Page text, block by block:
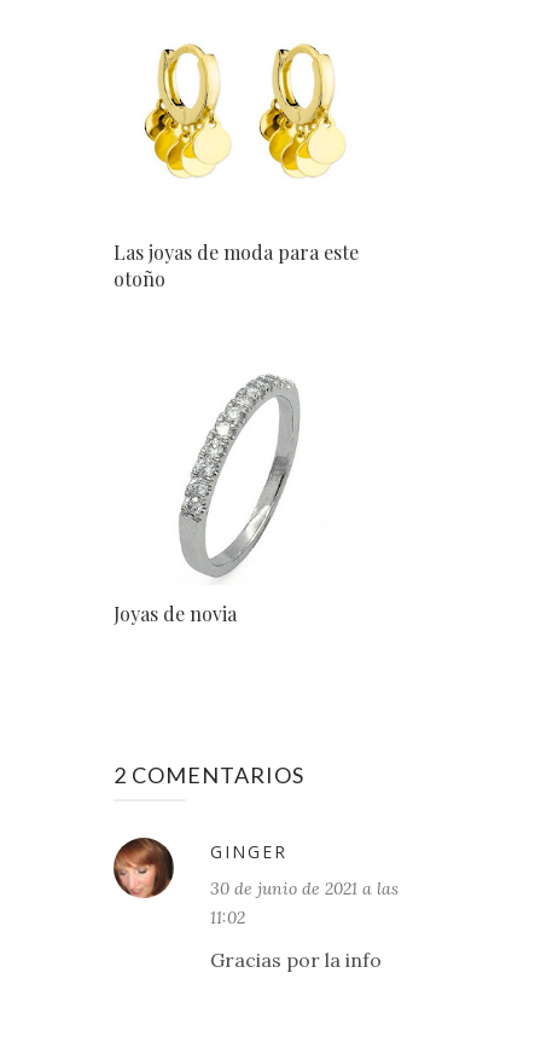
Las joyas de moda para este
otoño
Joyas de novia
2 COMENTARIOS
GINGER
30 de junio de 2021 a las
11:02
Gracias por la info